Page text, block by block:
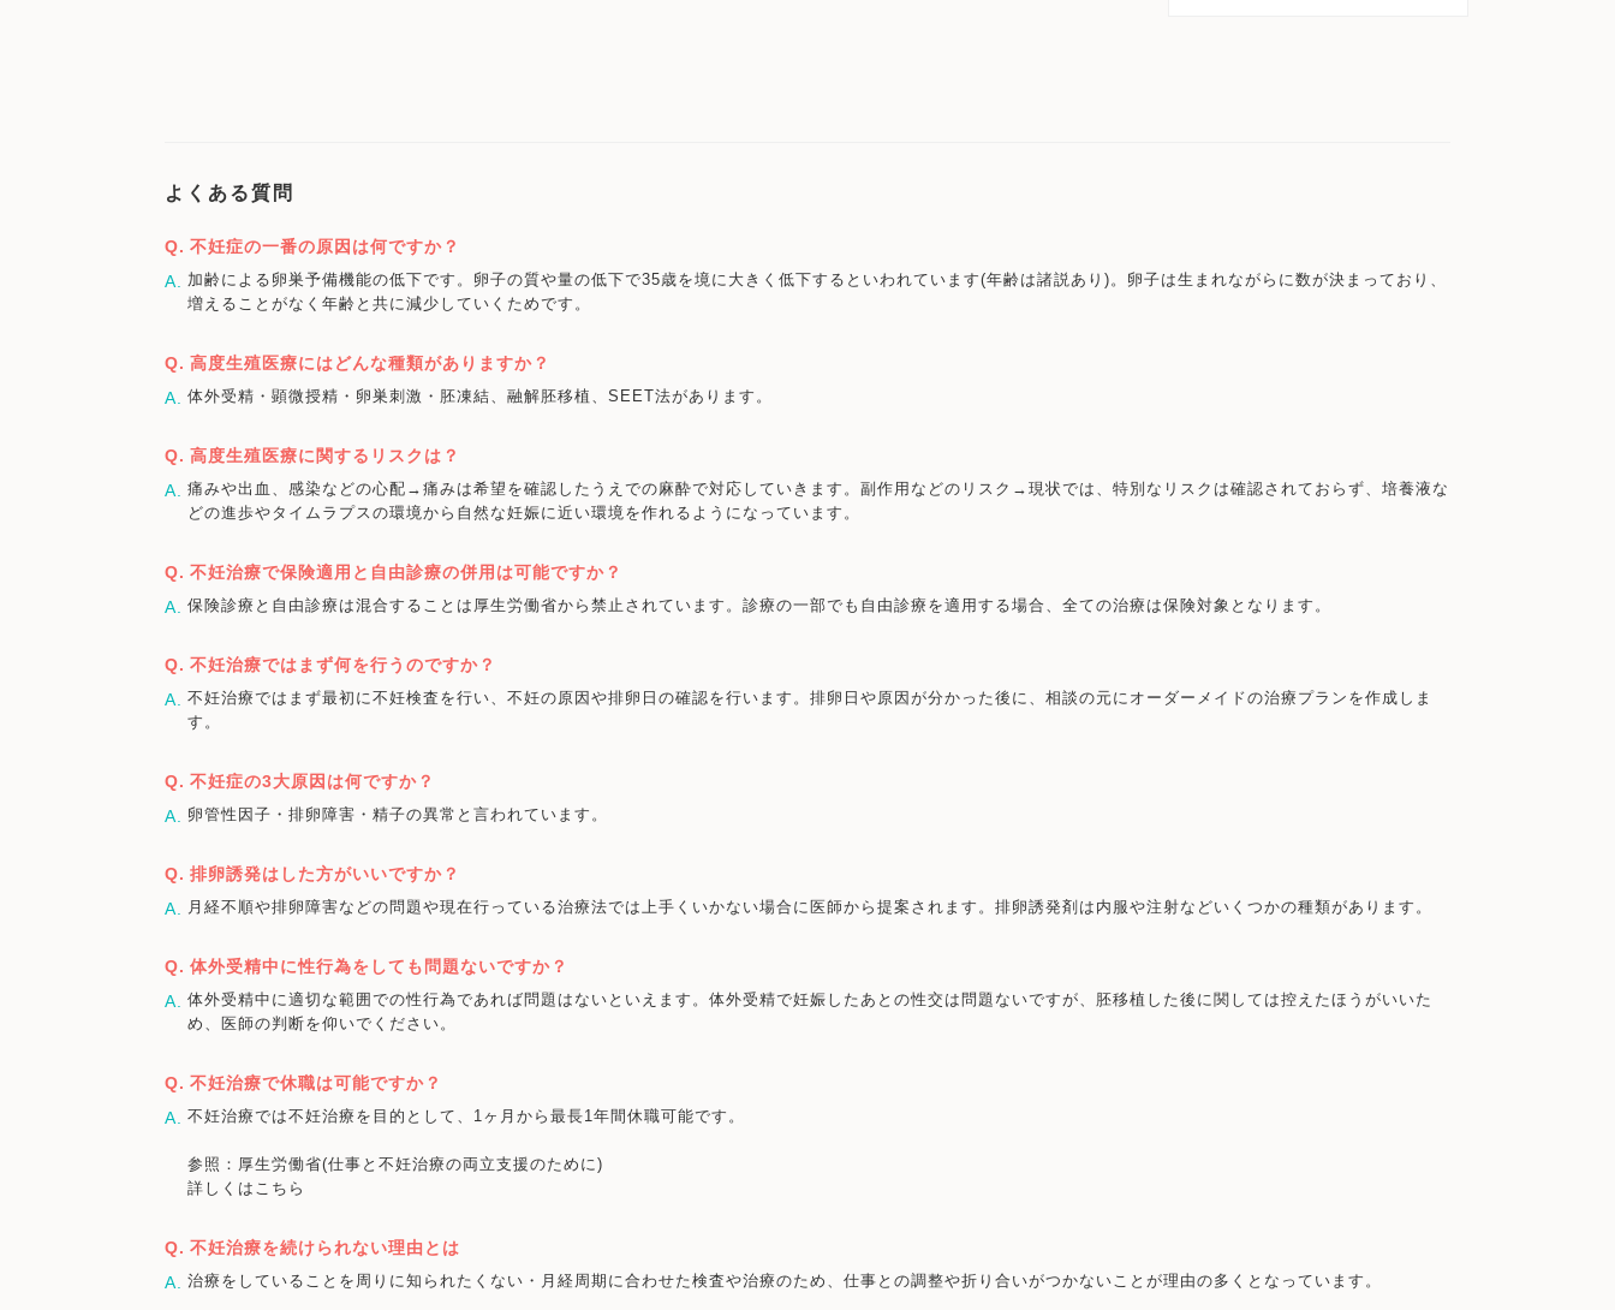
よくある質問
不妊症の一番の原因は何ですか？
加齢による卵巣予備機能の低下です。卵子の質や量の低下で35歳を境に大きく低下するといわれています(年齢は諸説あり)。卵子は生まれながらに数が決まっており、
増えることがなく年齢と共に減少していくためです。
高度生殖医療にはどんな種類がありますか？
体外受精・顕微授精・卵巣刺激・胚凍結、融解胚移植、SEET法があります。
高度生殖医療に関するリスクは？
痛みや出血、感染などの心配→痛みは希望を確認したうえでの麻酔で対応していきます。副作用などのリスク→現状では、特別なリスクは確認されておらず、培養液な
どの進歩やタイムラプスの環境から自然な妊娠に近い環境を作れるようになっています。
不妊治療で保険適用と自由診療の併用は可能ですか？
保険診療と自由診療は混合することは厚生労働省から禁止されています。診療の一部でも自由診療を適用する場合、全ての治療は保険対象となります。
不妊治療ではまず何を行うのですか？
不妊治療ではまず最初に不妊検査を行い、不妊の原因や排卵日の確認を行います。排卵日や原因が分かった後に、相談の元にオーダーメイドの治療プランを作成しま
す。
不妊症の3大原因は何ですか？
卵管性因子・排卵障害・精子の異常と言われています。
排卵誘発はした方がいいですか？
月経不順や排卵障害などの問題や現在行っている治療法では上手くいかない場合に医師から提案されます。排卵誘発剤は内服や注射などいくつかの種類があります。
体外受精中に性行為をしても問題ないですか？
体外受精中に適切な範囲での性行為であれば問題はないといえます。体外受精で妊娠したあとの性交は問題ないですが、胚移植した後に関しては控えたほうがいいた
め、医師の判断を仰いでください。
不妊治療で休職は可能ですか？
不妊治療では不妊治療を目的として、1ヶ月から最長1年間休職可能です。
参照：厚生労働省(仕事と不妊治療の両立支援のために)
詳しくはこちら
不妊治療を続けられない理由とは
治療をしていることを周りに知られたくない・月経周期に合わせた検査や治療のため、仕事との調整や折り合いがつかないことが理由の多くとなっています。